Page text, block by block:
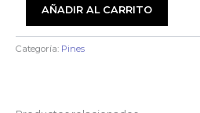
Jujutsu
Kaisen:
Gojo1
AÑADIR AL CARRITO
Categoría: Pines